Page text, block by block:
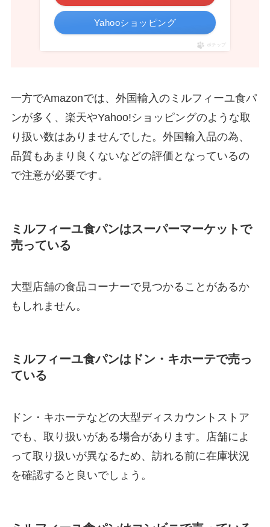
Yahooショッピング
ポチップ
一方でAmazonでは、外国輸入のミルフィーユ食パ
ンが多く、楽天やYahoo!ショッピングのような取
り扱い数はありませんでした。外国輸入品の為、
品質もあまり良くないなどの評価となっているの
で注意が必要です。
ミルフィーユ食パンはスーパーマーケットで
売っている
大型店舗の食品コーナーで見つかることがあるか
もしれません。
ミルフィーユ食パンはドン・キホーテで売っ
ている
ドン・キホーテなどの大型ディスカウントストア
でも、取り扱いがある場合があります。店舗によ
って取り扱いが異なるため、訪れる前に在庫状況
を確認すると良いでしょう。